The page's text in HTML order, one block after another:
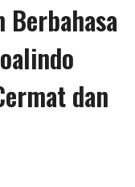
Berbahasa
dan